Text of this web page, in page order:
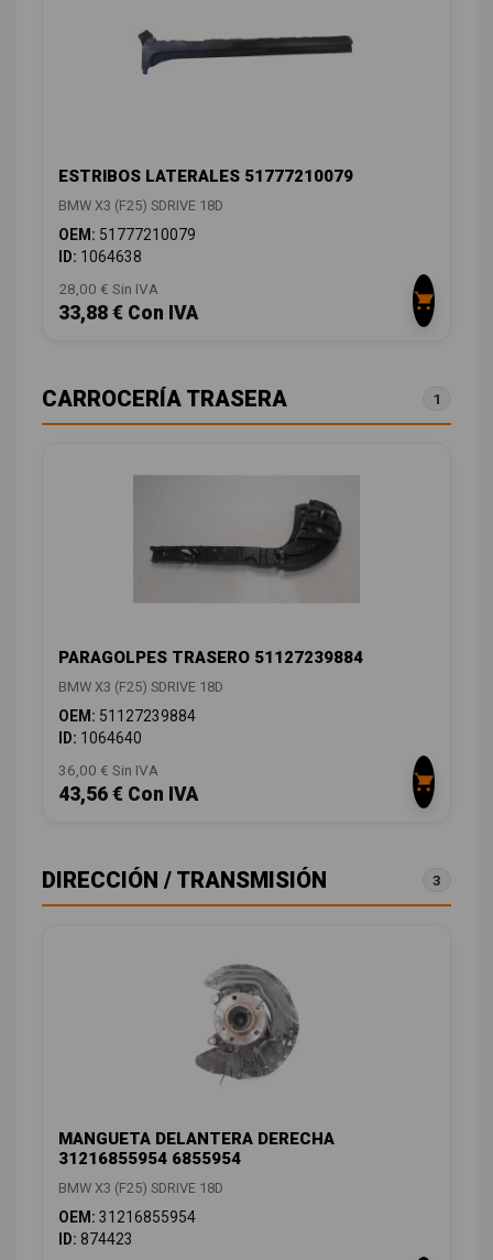
ESTRIBOS LATERALES 51777210079
BMW X3 (F25) SDRIVE 18D
OEM: 51777210079
ID: 1064638
28,00 € Sin IVA
33,88 € Con IVA
CARROCERÍA TRASERA 1
PARAGOLPES TRASERO 51127239884
BMW X3 (F25) SDRIVE 18D
OEM: 51127239884
ID: 1064640
36,00 € Sin IVA
43,56 € Con IVA
DIRECCIÓN / TRANSMISIÓN 3
MANGUETA DELANTERA DERECHA
31216855954 6855954
BMW X3 (F25) SDRIVE 18D
OEM: 31216855954
ID: 874423